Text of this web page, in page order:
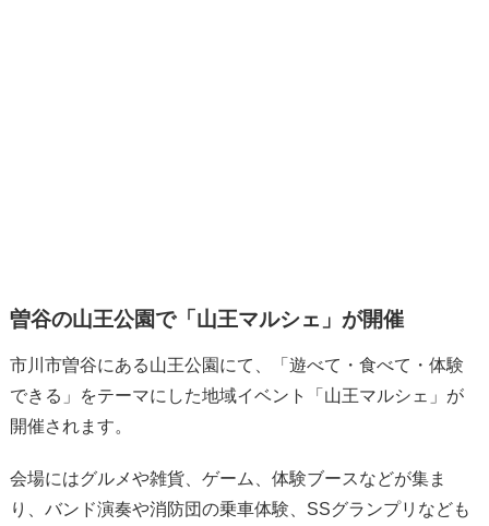
曽谷の山王公園で「山王マルシェ」が開催
市川市曽谷にある山王公園にて、「遊べて・食べて・体験
できる」をテーマにした地域イベント「山王マルシェ」が
開催されます。
会場にはグルメや雑貨、ゲーム、体験ブースなどが集ま
り、バンド演奏や消防団の乗車体験、SSグランプリなども